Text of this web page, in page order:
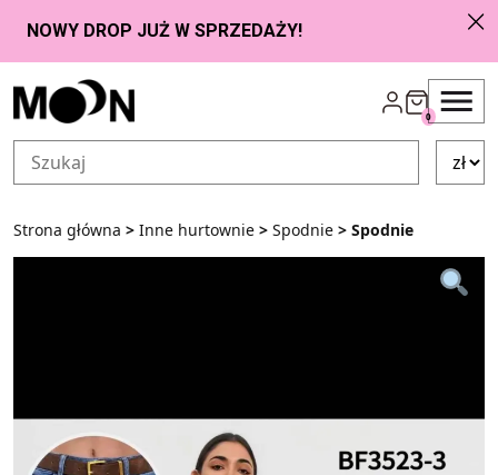
Przejdź do zawartości
0
Strona główna > Inne hurtownie > Spodnie > Spodnie